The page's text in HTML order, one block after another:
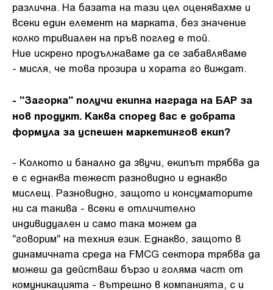
различна. На базата на тази цел оценявахме и
всеки един елемент на марката, без значение
колко тривиален на пръв поглед е той.
Ние искрено продължаваме да се забавляваме
- мисля, че това прозира и хората го виждат.
- "Загорка" получи екипна награда на БАР за
нов продукт. Каква според вас е добрата
формула за успешен маркетингов екип?
- Колкото и банално да звучи, екипът трябва да
е с еднаква тежест разновидно и еднакво
мислещ. Разновидно, защото и консуматорите
ни са такива - всеки е отличително
индивидуален и само така можем да
"говорим" на техния език. Еднакво, защото в
динамичната среда на FMCG сектора трябва да
можеш да действаш бързо и голяма част от
комуникацията - вътрешно в компанията, с и